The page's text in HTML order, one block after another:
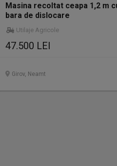
Masina recoltat ceapa 1,2 m
bara de dislocare
Utilaje Agricole
47.500 LEI
Girov, Neamt